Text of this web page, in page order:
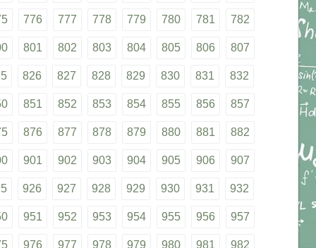
776 777 778 779 780 781 782
801 802 803 804 805 806 807
826 827 828 829 830 831 832
851 852 853 854 855 856 857
876 877 878 879 880 881 882
901 902 903 904 905 906 907
926 927 928 929 930 931 932
951 952 953 954 955 956 957
976 977 978 979 980 981 982